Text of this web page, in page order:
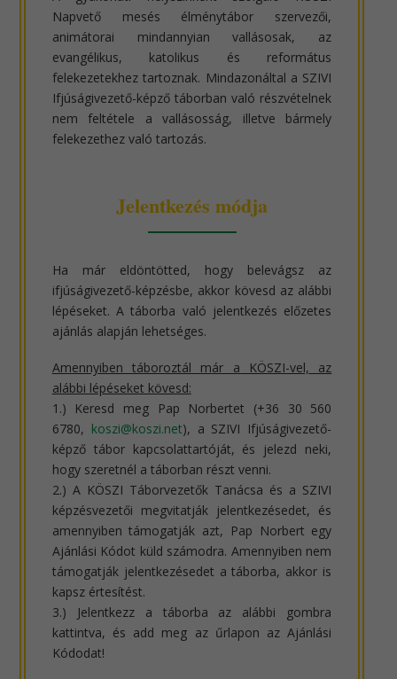
Napvető mesés élménytábor szervezői,
animátorai mindannyian vallásosak, az
evangélikus, katolikus és református
felekezetekhez tartoznak. Mindazonáltal a SZIVI
Ifjúságivezető-képző táborban való részvételnek
nem feltétele a vallásosság, illetve bármely
felekezethez való tartozás.
Jelentkezés módja
Ha már eldöntötted, hogy belevágsz az
ifjúságivezető-képzésbe, akkor kövesd az alábbi
lépéseket. A táborba való jelentkezés előzetes
ajánlás alapján lehetséges.
Amennyiben táboroztál már a KÖSZI-vel, az
alábbi lépéseket kövesd:
1.) Keresd meg Pap Norbertet (+36 30 560
6780, koszi@koszi.net), a SZIVI Ifjúságivezető-
képző tábor kapcsolattartóját, és jelezd neki,
hogy szeretnél a táborban részt venni.
2.) A KÖSZI Táborvezetők Tanácsa és a SZIVI
képzésvezetői megvitatják jelentkezésedet, és
amennyiben támogatják azt, Pap Norbert egy
Ajánlási Kódot küld számodra. Amennyiben nem
támogatják jelentkezésedet a táborba, akkor is
kapsz értesítést.
3.) Jelentkezz a táborba az alábbi gombra
kattintva, és add meg az űrlapon az Ajánlási
Kódodat!